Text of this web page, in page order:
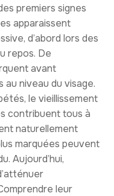
premiers signes
apparaissent
d’abord lors des
repos. De
avant
au niveau du visage.
le vieillissement
contribuent tous à
naturellement
marquées peuvent
Aujourd’hui,
leur